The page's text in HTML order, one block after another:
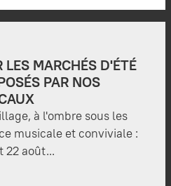
LES MARCHÉS D'ÉTÉ
PAR NOS
à l'ombre sous les
musicale et conviviale :
22 août...